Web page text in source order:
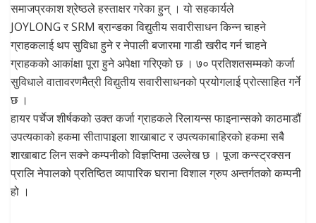
समाजप्रकाश श्रेष्ठले हस्ताक्षर गरेका हुन् । यो सहकार्यले
JOYLONG र SRM ब्रान्डका विद्युतीय सवारीसाधन किन्न चाहने
ग्राहकलाई थप सुविधा हुने र नेपाली बजारमा गाडी खरीद गर्न चाहने
ग्राहकको आकांक्षा पूरा हुने अपेक्षा गरिएको छ । ७० प्रतिशतसम्मको कर्जा
सुविधाले वातावरणमैत्री विद्युतीय सवारीसाधनको प्रयोगलाई प्रोत्साहित गर्ने
छ ।
हायर पर्चेज शीर्षकको उक्त कर्जा ग्राहकले रिलायन्स फाइनान्सको काठमाडौं
उपत्यकाको हकमा सीतापाइला शाखाबाट र उपत्यकाबाहिरको हकमा सबै
शाखाबाट लिन सक्ने कम्पनीको विज्ञप्तिमा उल्लेख छ । पूजा कन्स्ट्रक्सन
प्रालि नेपालको प्रतिष्ठित व्यापारिक घराना विशाल ग्रुप अन्तर्गतको कम्पनी
हो ।